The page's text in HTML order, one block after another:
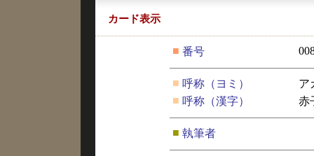
カード表示
■ 番号
■ 呼称（ヨミ）
ア
■ 呼称（漢字） 赤
■ 執筆者